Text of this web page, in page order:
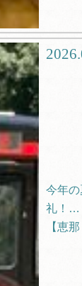
今年
礼！
【恵